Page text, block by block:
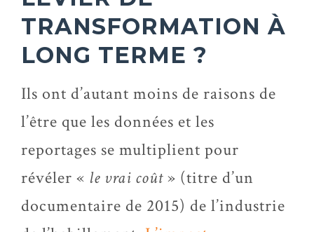
TRANSFORMATION À
LONG TERME ?
Ils ont d’autant moins de raisons de
l’être que les données et les
reportages se multiplient pour
révéler « le vrai coût» (titre d’un
documentaire de 2015) de l’industrie